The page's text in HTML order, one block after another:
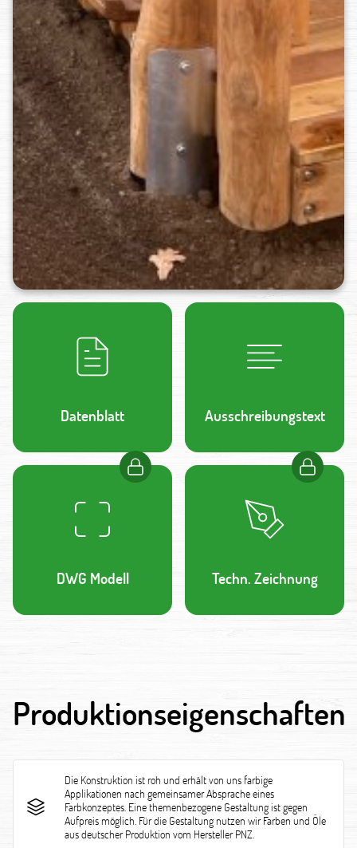
Datenblatt Ausschreibungstext
DWG Modell Techn. Zeichnung
Produktionseigenschaften
Die Konstruktion ist roh und erhält von uns farbige
Applikationen nach gemeinsamer Absprache eines
Farbkonzeptes. Eine themenbezogene Gestaltung ist gegen
Aufpreis möglich. Für die Gestaltung nutzen wir Farben und Öle
aus deutscher Produktion vom Hersteller PNZ.